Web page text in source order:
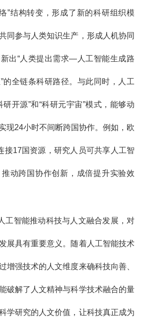
”结构转变，形成了新的科研组织模
同参与人类知识生产，形成人机协同
出“人类提出需求—人工智能生成路
全链条科研路径。与此同时，人工
开源”和“科研元宇宙”模式，能够动
现24小时不间断跨国协作。例如，欧
接17国资源，研究人员可共享人工智
动跨国协作创新，成倍提升实验效
智能推动科技与人文融合发展，对
展具有重要意义。随着人工智能技术
增强技术的人文维度来确科技向善、
破解了人文精神与科学技术融合的量
学研究的人文价值，让科技真正成为